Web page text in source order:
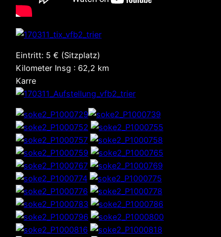
Eintritt: 5 € (Sitzplatz)
Kilometer Insg : 62,2 km
Karre